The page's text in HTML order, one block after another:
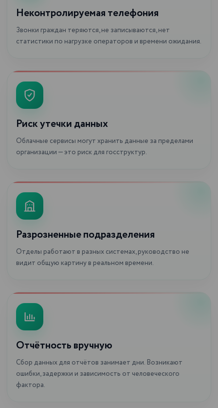
Неконтролируемая телефония
Звонки граждан теряются, не записываются, нет
статистики по нагрузке операторов и времени ожидания.
Риск утечки данных
Облачные сервисы могут хранить данные за пределами
организации — это риск для госструктур.
Разрозненные подразделения
Отделы работают в разных системах, руководство не
видит общую картину в реальном времени.
Отчётность вручную
Сбор данных для отчётов занимает дни. Возникают
ошибки, задержки и зависимость от человеческого
фактора.